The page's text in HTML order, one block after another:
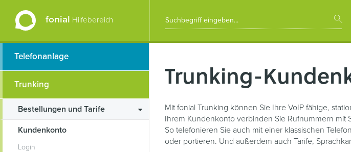
fonial Hilfebereich
Telefonanlage
Trunking
Bestellungen und Tarife
Kundenkonto
Login
Trunking-
Mit fonial Trunking können Sie Ihre VoIP fähige,
Ihrem Kundenkonto verbinden Sie Rufnummern mit
So telefonieren Sie auch mit einer klassischen
oder portieren. Und außerdem auch Tarife,